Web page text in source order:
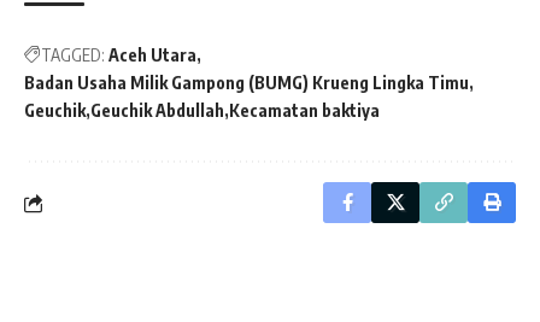
TAGGED: Aceh Utara
Badan Usaha Milik Gampong (BUMG) Krueng Lingka Timu
Geuchik Geuchik Abdullah Kecamatan baktiya